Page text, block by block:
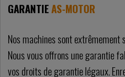
GARANTIEAS-MOTOR
Nos machines sont extrêmement
Nous vous offrons une garantie
vos droits de garantie légaux.